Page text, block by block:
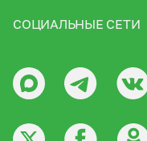
СОЦИАЛЬНЫЕ СЕТИ